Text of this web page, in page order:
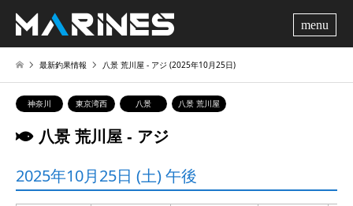
最新釣果情報 八景 荒川屋 ‐ アジ (2025年10月25日)
神奈川 東京湾西 八景 八景 荒川屋
八景 荒川屋 ‐ アジ
2025年10月25日 (土) 午後